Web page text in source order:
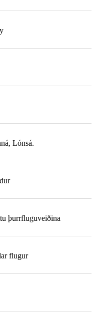
Lónsá.
þurrfluguveiðina
flugur